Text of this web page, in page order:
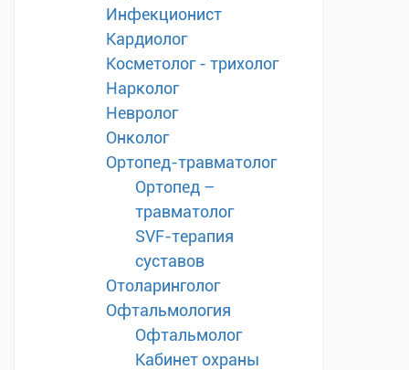
Инфекционист
Кардиолог
Косметолог - трихолог
Нарколог
Невролог
Онколог
Ортопед-травматолог
Ортопед –
травматолог
SVF-терапия
суставов
Отоларинголог
Офтальмология
Офтальмолог
Кабинет охраны